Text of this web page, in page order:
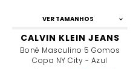
VER TAMANHOS
CALVIN KLEIN JEANS
Boné Masculino 5 Gomos
Copa NY City - Azul